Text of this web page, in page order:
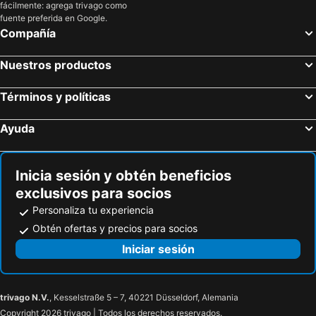
Loja, Andalucía Hoteles
Madrid, Madrid Hoteles
Benidorm, Comunidad Valenciana Hoteles
Palma, Islas Baleares Hoteles
fácilmente: agrega trivago como
fuente preferida en Google.
Compañía
Nuestros productos
Términos y políticas
Ayuda
Inicia sesión y obtén beneficios
exclusivos para socios
Personaliza tu experiencia
Obtén ofertas y precios para socios
Iniciar sesión
trivago N.V., Kesselstraße 5 – 7, 40221 Düsseldorf, Alemania
Copyright 2026 trivago | Todos los derechos reservados.